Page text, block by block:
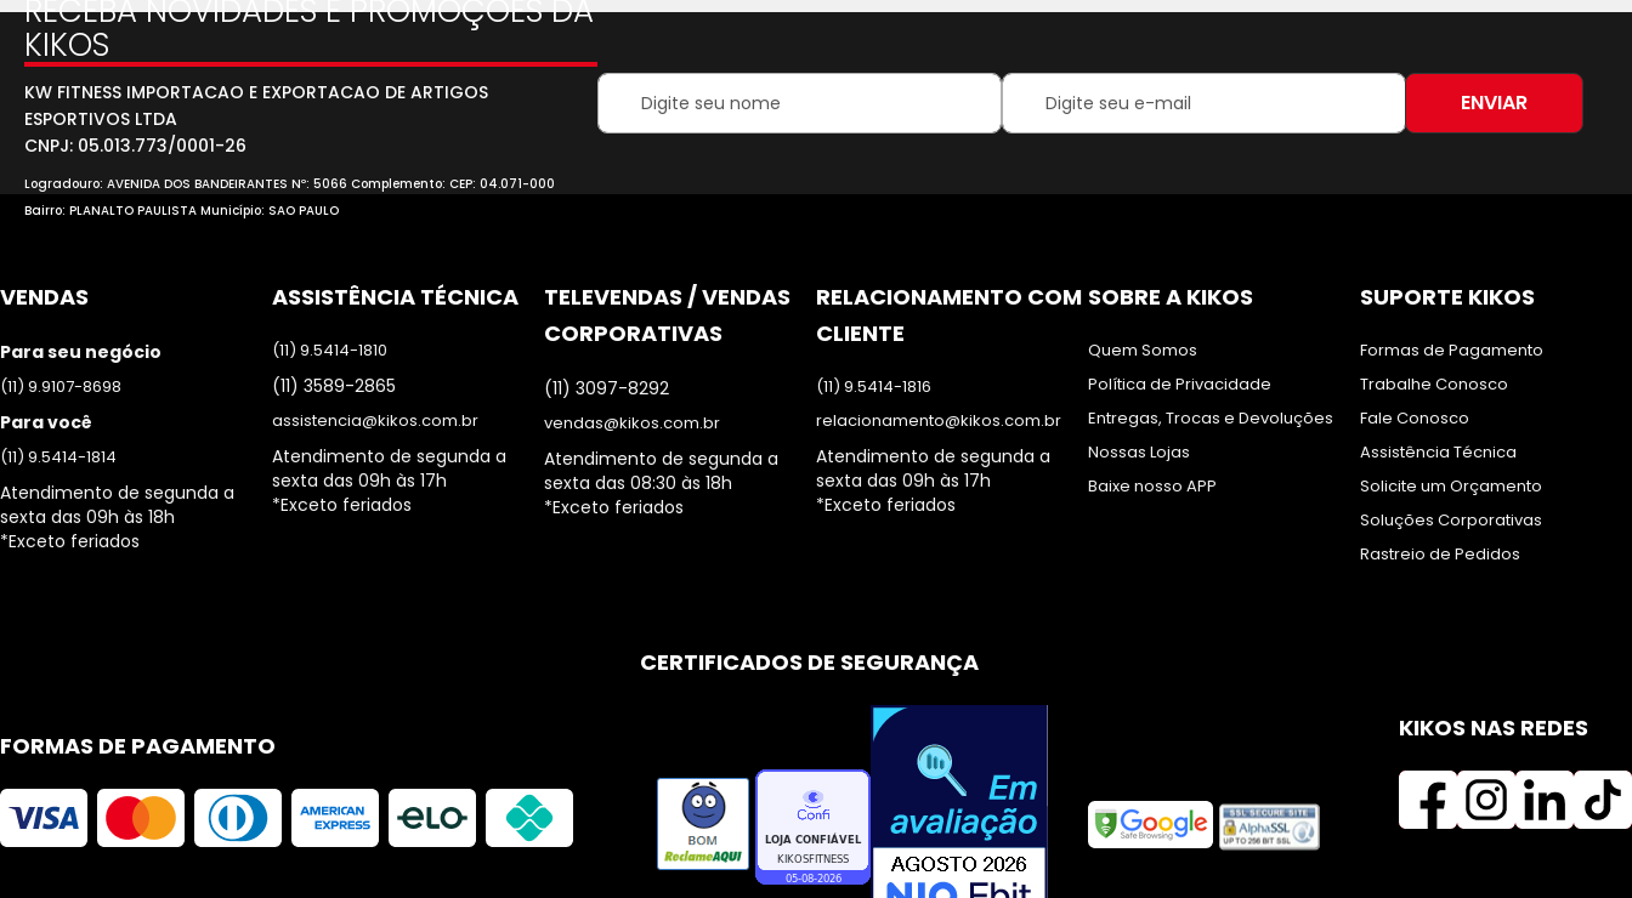
RECEBA NOVIDADES E PROMOÇÕES DA
KIKOS
KW FITNESS IMPORTACAO E EXPORTACAO DE ARTIGOS
ESPORTIVOS LTDA
CNPJ: 05.013.773/0001-26
Logradouro: AVENIDA DOS BANDEIRANTES Nº: 5066 Complemento: CEP: 04.071-000
Bairro: PLANALTO PAULISTA Município: SAO PAULO
Your
Name:
Inscreva-
na
ENVIAR
VENDAS
Para seu negócio
(11) 9.9107-8698
Para você
(11) 9.5414-1814
Atendimento de segunda a
sexta das 09h às 18h
*Exceto feriados
ASSISTÊNCIA TÉCNICA
(11) 9.5414-1810
(11) 3589-2865
assistencia@kikos.com.br
Atendimento de segunda a
sexta das 09h às 17h
*Exceto feriados
TELEVENDAS / VENDAS
CORPORATIVAS
(11) 3097-8292
vendas@kikos.com.br
Atendimento de segunda a
sexta das 08:30 às 18h
*Exceto feriados
RELACIONAMENTO COM
CLIENTE
(11) 9.5414-1816
relacionamento@kikos.com.br
Atendimento de segunda a
sexta das 09h às 17h
*Exceto feriados
SOBRE A KIKOS
Quem Somos
Política de Privacidade
Entregas, Trocas e Devoluções
Nossas Lojas
Baixe nosso APP
SUPORTE KIKOS
Formas de Pagamento
Trabalhe Conosco
Fale Conosco
Assistência Técnica
Solicite um Orçamento
Soluções Corporativas
Rastreio de Pedidos
FORMAS DE PAGAMENTO
CERTIFICADOS DE SEGURANÇA
KIKOS NAS REDES